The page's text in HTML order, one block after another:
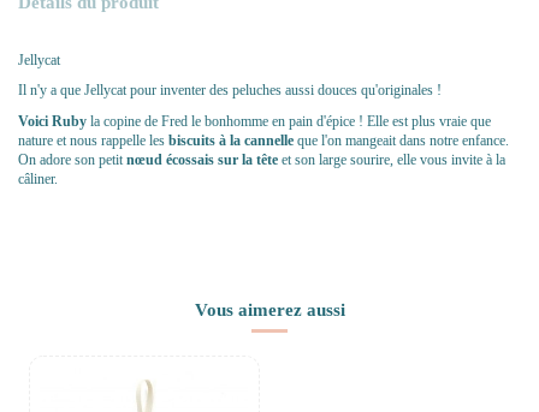
Jellycat
Il n'y a que Jellycat pour inventer des peluches aussi douces qu'originales !
Voici Ruby la copine de Fred le bonhomme en pain d'épice ! Elle est plus vraie que
nature et nous rappelle les biscuits à la cannelle que l'on mangeait dans notre enfance.
On adore son petit nœud écossais sur la tête et son large sourire, elle vous invite à la
câliner.
Vous aimerez aussi